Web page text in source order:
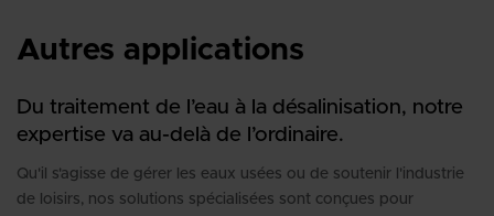
Spanish
Autres applications
Du traitement de l’eau à la désalinisation, notre
expertise va au-delà de l’ordinaire.
Qu'il s'agisse de gérer les eaux usées ou de soutenir l'industrie
de loisirs, nos solutions spécialisées sont conçues pour